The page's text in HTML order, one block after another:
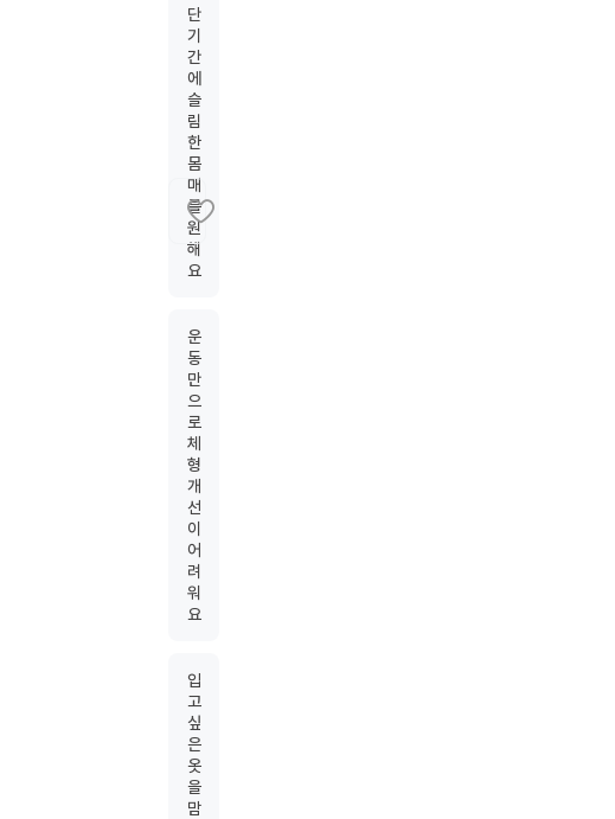
단
기
간
에
슬
림
한
몸
매
를
원
해
요
운
동
만
으
로
체
형
개
선
이
어
려
워
요
입
고
싶
은
옷
을
맘